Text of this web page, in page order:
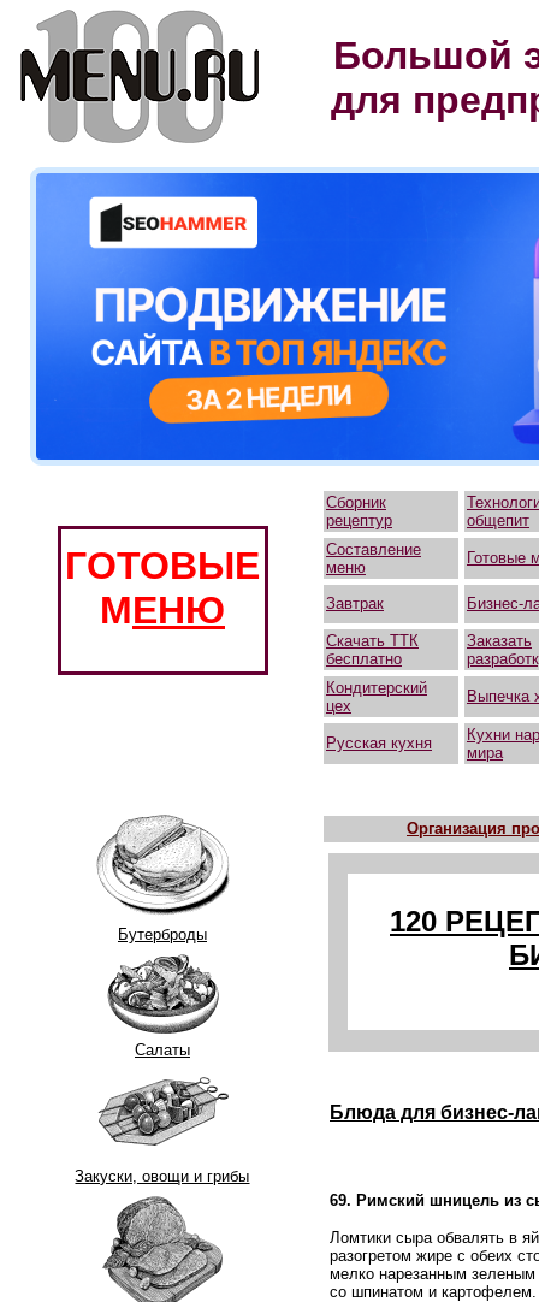
Большой
для
ГОТОВЫЕ
МЕНЮ
Сборник
рецептур
общепит
Составление
меню
Готовые
Завтрак Бизнес-
Скачать ТТК
бесплатно
Заказать
Кондитерский
цех
Выпечка
Русская кухня
Кухни
мира
Бутерброды
Салаты
Закуски, овощи и грибы
Организация
120
Блюда для бизнес-
69. Римский шницель из
Ломтики сыра обвалять в
разогретом жире с обеих
мелко нарезанным зеленым
со шпинатом и картофелем.